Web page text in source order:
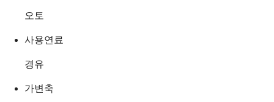
오토
사용연료
경유
가변축